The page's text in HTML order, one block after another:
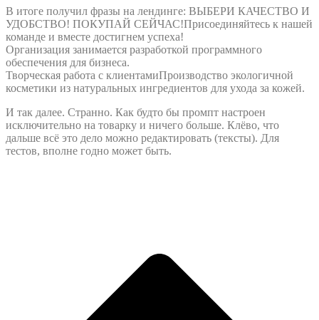
В итоге получил фразы на лендинге: ВЫБЕРИ КАЧЕСТВО И
УДОБСТВО! ПОКУПАЙ СЕЙЧАС!Присоединяйтесь к нашей
команде и вместе достигнем успеха!
Организация занимается разработкой программного
обеспечения для бизнеса.
Творческая работа с клиентамиПроизводство экологичной
косметики из натуральных ингредиентов для ухода за кожей.
И так далее. Странно. Как будто бы промпт настроен
исключительно на товарку и ничего больше. Клёво, что
дальше всё это дело можно редактировать (тексты). Для
тестов, вполне годно может быть.